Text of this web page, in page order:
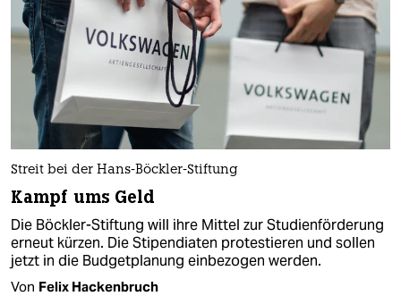
Streit bei der Hans-Böckler-Stiftung
Kampf ums Geld
Die Böckler-Stiftung will ihre Mittel zur Studienförderung
erneut kürzen. Die Stipendiaten protestieren und sollen
jetzt in die Budgetplanung einbezogen werden.
Von Felix Hackenbruch